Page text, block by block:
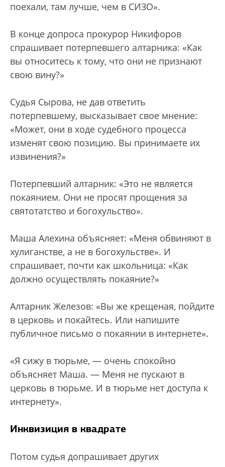
поехали, там лучше, чем в СИЗО».
В конце допроса прокурор Никифоров
спрашивает потерпевшего алтарника: «Как
вы относитесь к тому, что они не признают
свою вину?»
Судья Сырова, не дав ответить
потерпевшему, высказывает свое мнение:
«Может, они в ходе судебного процесса
изменят свою позицию. Вы принимаете их
извинения?»
Потерпевший алтарник: «Это не является
покаянием. Они не просят прощения за
святотатство и богохульство».
Маша Алехина объясняет: «Меня обвиняют в
хулиганстве, а не в богохульстве». И
спрашивает, почти как школьница: «Как
должно осуществлять покаяние?»
Алтарник Железов: «Вы же крещеная, пойдите
в церковь и покайтесь. Или напишите
публичное письмо о покаянии в интернете».
«Я сижу в тюрьме, — очень спокойно
объясняет Маша. — Меня не пускают в
церковь в тюрьме. И в тюрьме нет доступа к
интернету».
Инквизиция в квадрате
Потом судья допрашивает других